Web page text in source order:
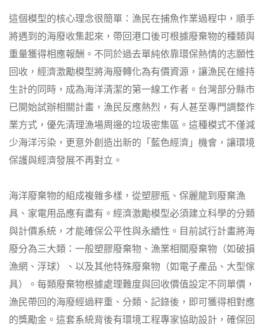
這個模型的核心理念很簡單：漁民在捕魚作業過程中，順手
將遇到的海廢收集起來，帶回港口後可根據廢棄物的種類與
重量獲得相應報酬。不同於過去單純依靠環保熱情的志願性
回收，經濟激勵模型將海廢轉化為有價資源，讓漁民在維持
生計的同時，成為海洋清潔的第一線工作者。台灣部分縣市
已開始試辦相關計畫，漁民反應熱烈，有人甚至專門調整作
業方式，優先清理漁場周邊的垃圾密集區。這種模式不僅減
少海洋污染，更意外創造出新的「藍色經濟」機會，讓環境
保護與經濟發展不再對立。
海洋廢棄物的組成複雜多樣，從塑膠瓶、保麗龍到廢棄漁
具、家電用品應有盡有。經濟激勵模型必須建立科學的分類
與計價系統，才能確保公平性與永續性。目前試行計畫將海
廢分為三大類：一般塑膠廢棄物、漁業相關廢棄物（如破損
漁網、浮球）、以及其他特殊廢棄物（如電子產品、大型傢
具）。每類廢棄物根據處理難度與回收價值設定不同單價，
漁民帶回的海廢經過秤重、分類、記錄後，即可獲得相對應
的獎勵金。這套系統背後有環境工程專家協助設計，確保回